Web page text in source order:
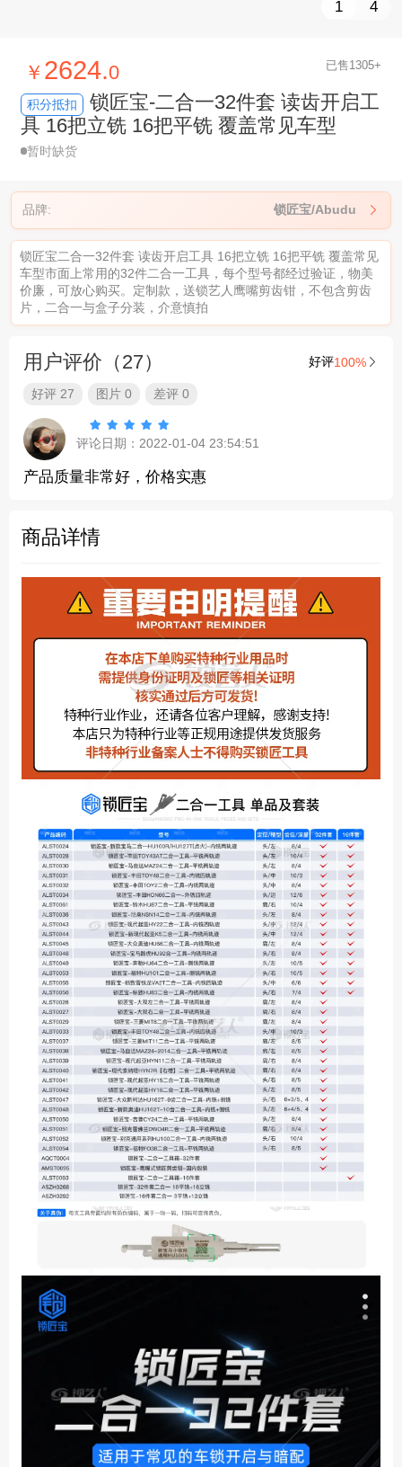
1 4
￥ 2624.0 已售1305+
积分抵扣
锁匠宝-二合一32件套 读齿开启工
具 16把立铣 16把平铣 覆盖常见车型
暂时缺货
品牌: 锁匠宝/Abudu 
锁匠宝二合一32件套 读齿开启工具 16把立铣 16把平铣 覆盖常见
车型市面上常用的32件二合一工具，每个型号都经过验证，物美
价廉，可放心购买。定制款，送锁艺人鹰嘴剪齿钳，不包含剪齿
片，二合一与盒子分装，介意慎拍
用户评价（27） 好评100%
好评 27 图片 0 差评 0
    
评论日期：2022-01-04 23:54:51
产品质量非常好，价格实惠
商品详情